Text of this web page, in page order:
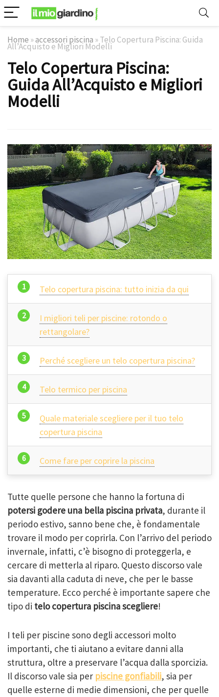
Home »accessori piscina »Telo Copertura Piscina: Guida
All’Acquisto e Migliori Modelli
Telo Copertura Piscina:
Guida All’Acquisto e Migliori
Modelli
Telo copertura piscina: tutto inizia da qui
I migliori teli per piscine: rotondo o
rettangolare?
Perché scegliere un telo copertura piscina?
Telo termico per piscina
Quale materiale scegliere per il tuo telo
copertura piscina
Come fare per coprire la piscina
Tutte quelle persone che hanno la fortuna di
potersi godere una bella piscina privata, durante il
periodo estivo, sanno bene che, è fondamentale
trovare il modo per coprirla. Con l’arrivo del periodo
invernale, infatti, c’è bisogno di proteggerla, e
cercare di metterla al riparo. Questo discorso vale
sia davanti alla caduta di neve, che per le basse
temperature. Ecco perché è importante sapere che
tipo di telo copertura piscina scegliere!
I teli per piscine sono degli accessori molto
importanti, che ti aiutano a evitare danni alla
struttura, oltre a preservare l’acqua dalla sporcizia.
Il discorso vale sia per piscine gonfiabili, sia per
quelle esterne di medie dimensioni, che per quelle